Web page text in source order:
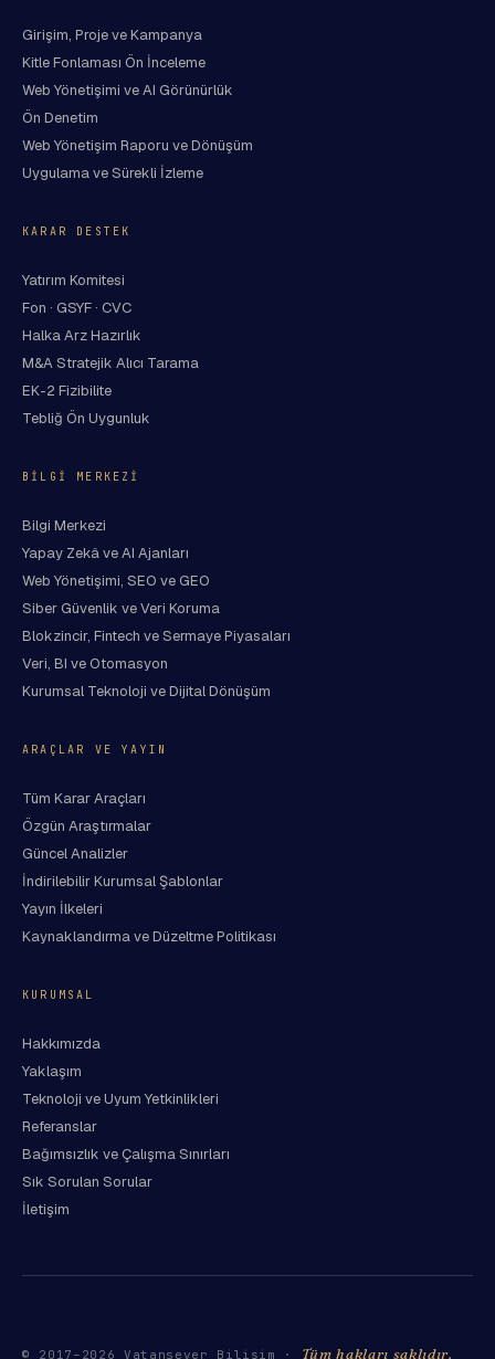
Girişim, Proje ve Kampanya
Kitle Fonlaması Ön İnceleme
Web Yönetişimi ve AI Görünürlük
Ön Denetim
Web Yönetişim Raporu ve Dönüşüm
Uygulama ve Sürekli İzleme
KARAR DESTEK
Yatırım Komitesi
Fon · GSYF · CVC
Halka Arz Hazırlık
M&A Stratejik Alıcı Tarama
EK-2 Fizibilite
Tebliğ Ön Uygunluk
BILGI MERKEZI
Bilgi Merkezi
Yapay Zekâ ve AI Ajanları
Web Yönetişimi, SEO ve GEO
Siber Güvenlik ve Veri Koruma
Blokzincir, Fintech ve Sermaye Piyasaları
Veri, BI ve Otomasyon
Kurumsal Teknoloji ve Dijital Dönüşüm
ARAÇLAR VE YAYIN
Tüm Karar Araçları
Özgün Araştırmalar
Güncel Analizler
İndirilebilir Kurumsal Şablonlar
Yayın İlkeleri
Kaynaklandırma ve Düzeltme Politikası
KURUMSAL
Hakkımızda
Yaklaşım
Teknoloji ve Uyum Yetkinlikleri
Referanslar
Bağımsızlık ve Çalışma Sınırları
Sık Sorulan Sorular
İletişim
© 2017– 2026 Vatansever Bilişim · Tüm hakları saklıdır.